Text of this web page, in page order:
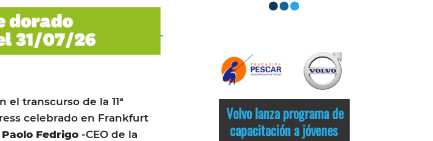
el transcurso de la 11ª
celebrado en Frankfurt
Paolo Fedrigo -CEO de la
Volvo lanza programa de
capacitación a jóvenes